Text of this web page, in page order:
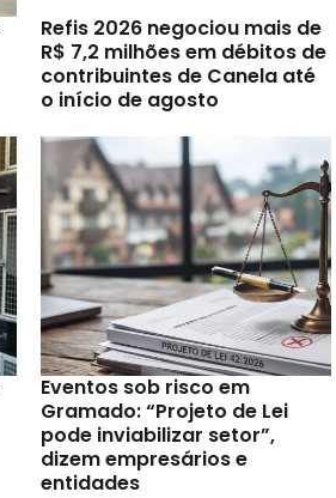
Refis 2026 negociou mais de
R$ 7,2 milhões em débitos de
contribuintes de Canela até
o início de agosto
Eventos sob risco em
Gramado: “Projeto de Lei
pode inviabilizar setor”,
dizem empresários e
entidades